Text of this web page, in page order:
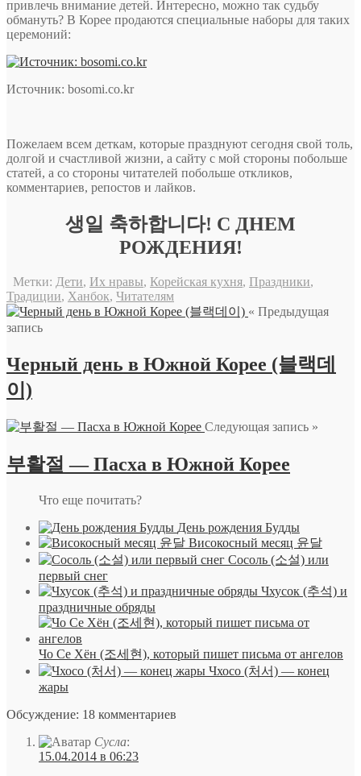
привлечь внимание детей. Интересно, можно так судьбу
обмануть? В Корее продаются специальные наборы для таких
церемоний:
Источник: bosomi.co.kr
Пожелаем всем деткам, которые празднуют сегодня свой толь,
долгой и счастливой жизни, а сайту с мой стороны побольше
статей, а со стороны читателей побольше откликов,
комментариев, репостов и лайков.
생일 축하합니다! C ДНЕМ
РОЖДЕНИЯ!
Метки: Дети, Их нравы, Корейская кухня, Праздники,
Традиции, Ханбок, Читателям
« Предыдущая
запись
Черный день в Южной Корее (블랙데
이)
Следующая запись »
부활절 — Пасха в Южной Корее
Что еще почитать?
День рождения Будды
Високосный месяц 윤달
Сосоль (소설) или
первый снег
Чхусок (추석) и
праздничные обряды
Чо Се Хён (조세현), который пишет письма от ангелов
Чхосо (처서) — конец
жары
Обсуждение: 18 комментариев
Сусла:
15.04.2014 в 06:23